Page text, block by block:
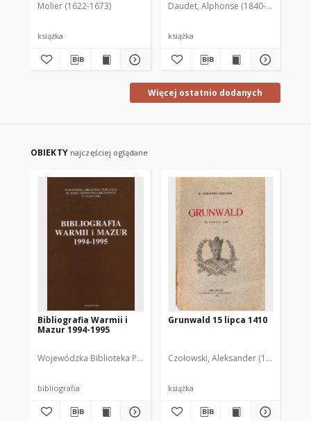
Molier (1622-1673)
książka
Daudet, Alphonse (1840-1897)
książka
Więcej ostatnio dodanych
OBIEKTY najczęściej oglądane
Bibliografia Warmii i
Mazur 1994-1995
Wojewódzka Biblioteka Publiczna im. Emilii Sukertowej-Biedrawiny w
bibliografia
Grunwald 15 lipca 1410
Czołowski, Aleksander (1865-1944)
książka